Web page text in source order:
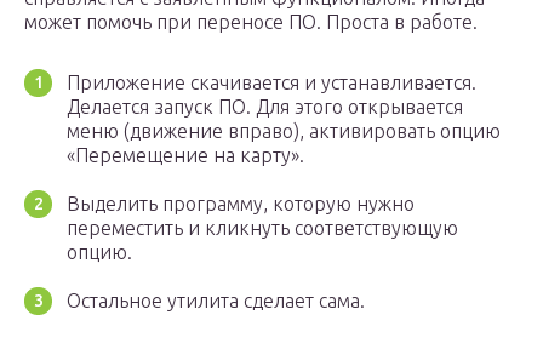
может помочь при переносе ПО. Проста в работе.
Приложение скачивается и устанавливается.
Делается запуск ПО. Для этого открывается
меню (движение вправо), активировать опцию
«Перемещение на карту».
Выделить программу, которую нужно
переместить и кликнуть соответствующую
опцию.
Остальное утилита сделает сама.